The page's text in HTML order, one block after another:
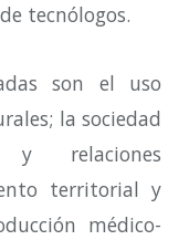
tecnólogos.
son el uso
la sociedad
relaciones
territorial y
médico-